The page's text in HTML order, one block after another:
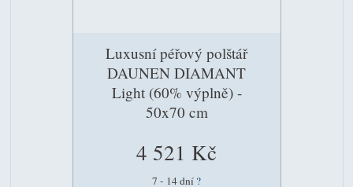
Luxusní péřový polštář
DAUNEN DIAMANT
Light (60% výplně) -
50x70 cm
4 521 Kč
7 - 14 dní ?